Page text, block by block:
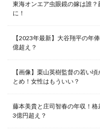
東海オンエア虫眼鏡の嫁は誰
に！
【2023年最新】大谷翔平の年
億超え？
【画像】栗山英樹監督の若い
とめ！女性はもういい？
藤本美貴と庄司智春の年収！
3億円超え？